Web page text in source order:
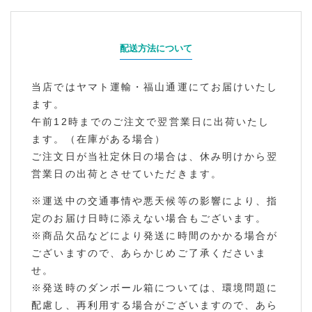
配送方法について
当店ではヤマト運輸・福山通運にてお届けいたし
ます。
午前12時までのご注文で翌営業日に出荷いたし
ます。（在庫がある場合）
ご注文日が当社定休日の場合は、休み明けから翌
営業日の出荷とさせていただきます。
※運送中の交通事情や悪天候等の影響により、指
定のお届け日時に添えない場合もございます。
※商品欠品などにより発送に時間のかかる場合が
ございますので、あらかじめご了承くださいま
せ。
※発送時のダンボール箱については、環境問題に
配慮し、再利用する場合がございますので、あら